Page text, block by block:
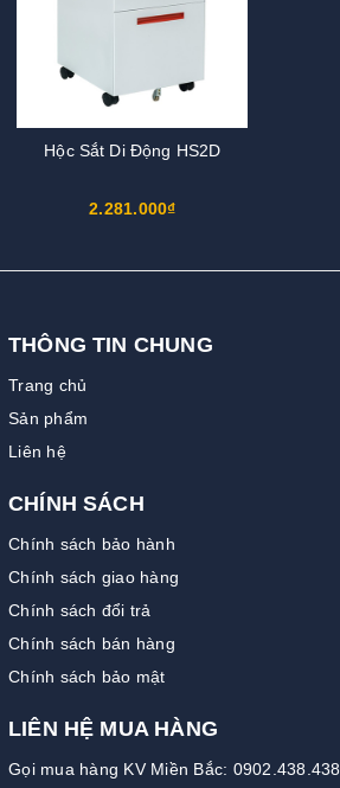
Hộc Sắt Di Động HS2D
2.281.000₫
THÔNG TIN CHUNG
Trang chủ
Sản phẩm
Liên hệ
CHÍNH SÁCH
Chính sách bảo hành
Chính sách giao hàng
Chính sách đổi trả
Chính sách bán hàng
Chính sách bảo mật
LIÊN HỆ MUA HÀNG
Gọi mua hàng KV Miền Bắc: 0902.438.438